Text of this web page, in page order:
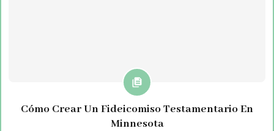
Cómo Crear Un Fideicomiso Testamentario En
Minnesota